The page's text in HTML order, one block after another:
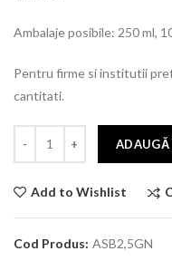
Ambalaje posibile: 250 ml,
Pentru firme si institutii
cantitati.
ADAUGĂ
Add to Wishlist
Cod Produs: ASB2,5GN